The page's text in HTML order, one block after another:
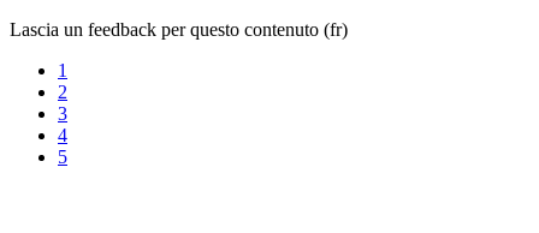
Lascia un feedback per questo contenuto (fr)
1
2
3
4
5